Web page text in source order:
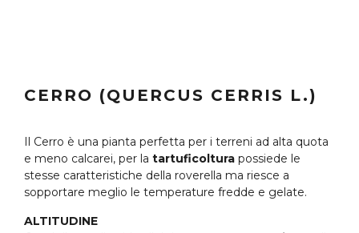
CERRO (QUERCUS CERRIS L.)
Il Cerro è una pianta perfetta per i terreni ad alta quota
e meno calcarei, per la tartuficoltura possiede le
stesse caratteristiche della roverella ma riesce a
sopportare meglio le temperature fredde e gelate.
ALTITUDINE